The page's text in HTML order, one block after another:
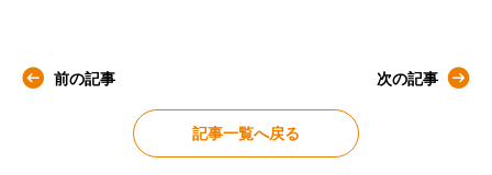
前の記事
記事一覧へ戻る
次の記事